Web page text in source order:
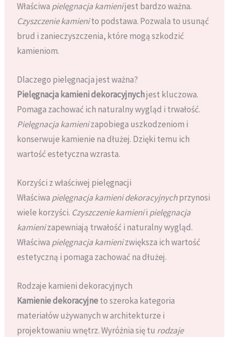
Właściwa pielęgnacja kamienijest bardzo ważna.
Czyszczenie kamienito podstawa. Pozwala to usunąć
brud i zanieczyszczenia, które mogą szkodzić
kamieniom.
Dlaczego pielęgnacja jest ważna?
Pielęgnacja kamieni dekoracyjnychjest kluczowa.
Pomaga zachować ich naturalny wygląd i trwałość.
Pielęgnacja kamienizapobiega uszkodzeniom i
konserwuje kamienie na dłużej. Dzięki temu ich
wartość estetyczna wzrasta.
Korzyści z właściwej pielęgnacji
Właściwa pielęgnacja kamieni dekoracyjnychprzynosi
wiele korzyści. Czyszczenie kamienii pielęgnacja
kamienizapewniają trwałość i naturalny wygląd.
Właściwa pielęgnacja kamienizwiększa ich wartość
estetyczną i pomaga zachować na dłużej.
Rodzaje kamieni dekoracyjnych
Kamienie dekoracyjneto szeroka kategoria
materiałów używanych w architekturze i
projektowaniu wnętrz. Wyróżnia się tu rodzaje